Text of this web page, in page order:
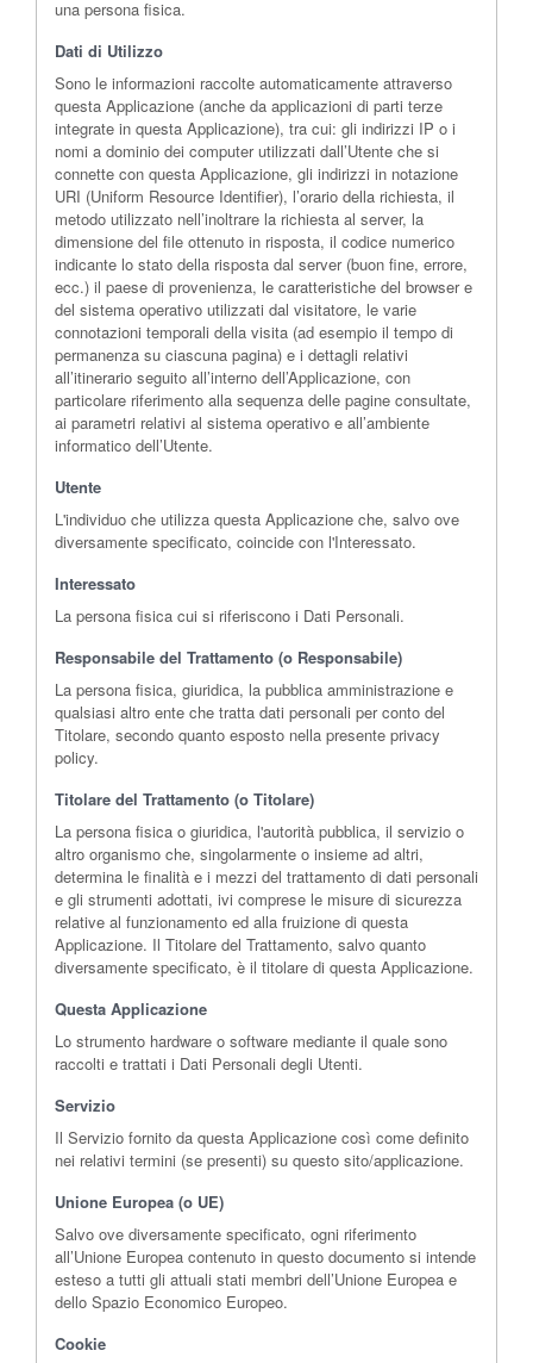
una persona fisica.
Dati di Utilizzo
Sono le informazioni raccolte automaticamente attraverso
questa Applicazione (anche da applicazioni di parti terze
integrate in questa Applicazione), tra cui: gli indirizzi IP o i
nomi a dominio dei computer utilizzati dall’Utente che si
connette con questa Applicazione, gli indirizzi in notazione
URI (Uniform Resource Identifier), l’orario della richiesta, il
metodo utilizzato nell’inoltrare la richiesta al server, la
dimensione del file ottenuto in risposta, il codice numerico
indicante lo stato della risposta dal server (buon fine, errore,
ecc.) il paese di provenienza, le caratteristiche del browser e
del sistema operativo utilizzati dal visitatore, le varie
connotazioni temporali della visita (ad esempio il tempo di
permanenza su ciascuna pagina) e i dettagli relativi
all’itinerario seguito all’interno dell’Applicazione, con
particolare riferimento alla sequenza delle pagine consultate,
ai parametri relativi al sistema operativo e all’ambiente
informatico dell’Utente.
Utente
L'individuo che utilizza questa Applicazione che, salvo ove
diversamente specificato, coincide con l'Interessato.
Interessato
La persona fisica cui si riferiscono i Dati Personali.
Responsabile del Trattamento (o Responsabile)
La persona fisica, giuridica, la pubblica amministrazione e
qualsiasi altro ente che tratta dati personali per conto del
Titolare, secondo quanto esposto nella presente privacy
policy.
Titolare del Trattamento (o Titolare)
La persona fisica o giuridica, l'autorità pubblica, il servizio o
altro organismo che, singolarmente o insieme ad altri,
determina le finalità e i mezzi del trattamento di dati personali
e gli strumenti adottati, ivi comprese le misure di sicurezza
relative al funzionamento ed alla fruizione di questa
Applicazione. Il Titolare del Trattamento, salvo quanto
diversamente specificato, è il titolare di questa Applicazione.
Questa Applicazione
Lo strumento hardware o software mediante il quale sono
raccolti e trattati i Dati Personali degli Utenti.
Servizio
Il Servizio fornito da questa Applicazione così come definito
nei relativi termini (se presenti) su questo sito/applicazione.
Unione Europea (o UE)
Salvo ove diversamente specificato, ogni riferimento
all’Unione Europea contenuto in questo documento si intende
esteso a tutti gli attuali stati membri dell’Unione Europea e
dello Spazio Economico Europeo.
Cookie